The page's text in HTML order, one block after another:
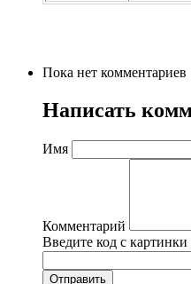
Пока нет комментариев
Написать
Имя
Комментарий
Введите код с картинки